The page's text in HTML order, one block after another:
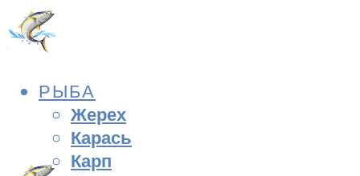
РЫБА
Жерех
Карась
Карп